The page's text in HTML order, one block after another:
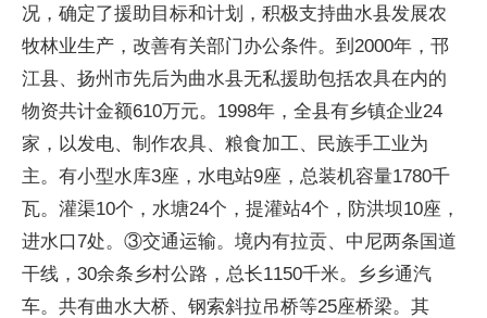
况，确定了援助目标和计划，积极支持曲水县发展农
牧林业生产，改善有关部门办公条件。到2000年，邗
江县、扬州市先后为曲水县无私援助包括农具在内的
物资共计金额610万元。1998年，全县有乡镇企业24
家，以发电、制作农具、粮食加工、民族手工业为
主。有小型水库3座，水电站9座，总装机容量1780千
瓦。灌渠10个，水塘24个，提灌站4个，防洪坝10座，
进水口7处。③交通运输。境内有拉贡、中尼两条国道
干线，30余条乡村公路，总长1150千米。乡乡通汽
车。共有曲水大桥、钢索斜拉吊桥等25座桥梁。其